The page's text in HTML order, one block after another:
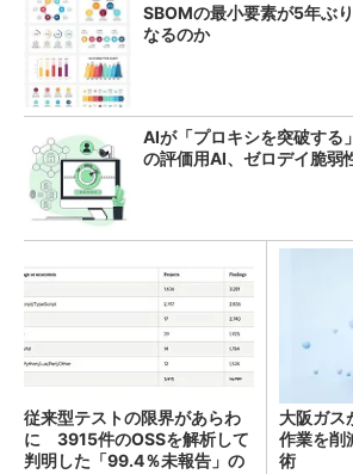
SBOMの最小要素が5年ぶ
なるのか
AIが「プロキシを突破す
の評価用AI、ゼロデイ脆弱
従来型テストの限界があらわ
に 3915件のOSSを解析して
判明した「99.4％未報告」の
大阪ガ
作業を
術